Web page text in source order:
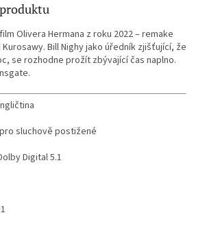
Olivera Hermana z roku 2022 – remake
Bill Nighy jako úředník zjišťující, že
se rozhodne prožít zbývající čas naplno.
sluchově postižené
Digital 5.1